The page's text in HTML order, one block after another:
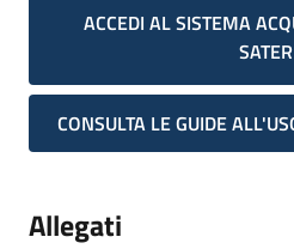
ACCEDI AL SISTEMA
SATER
CONSULTA LE GUIDE
Allegati